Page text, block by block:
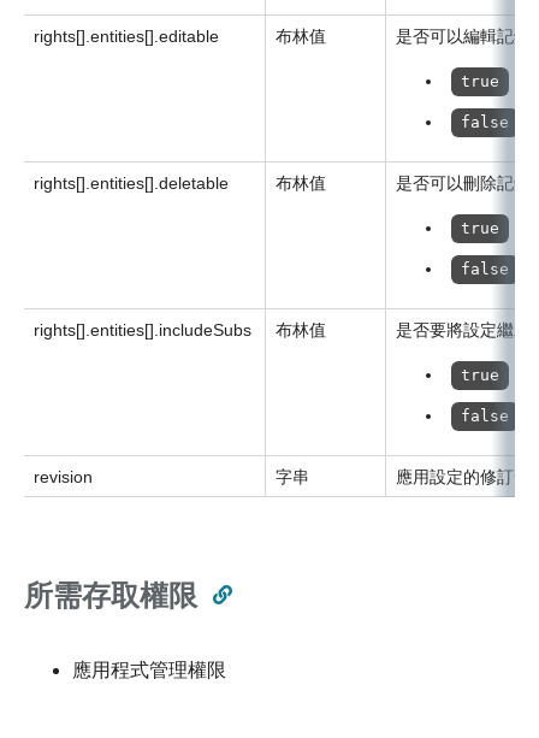
rights[].entities[].editable 布林值 是否可以編輯記錄
true
false
rights[].entities[].deletable 布林值 是否可以刪除記錄
true
false
rights[].entities[].includeSubs 布林值 是否要將設定繼承
true
false
revision 字串 應用設定的修訂號
所需存取權限
應用程式管理權限